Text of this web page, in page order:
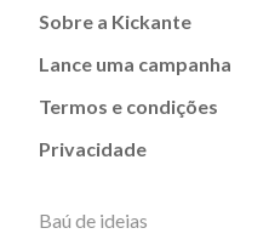
Sobre a Kickante
Lance uma campanha
Termos e condições
Privacidade
Baú de ideias